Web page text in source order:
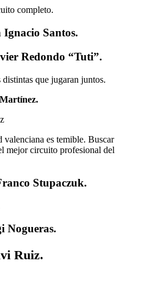
completo.
Santos.
Redondo “Tuti”.
que jugaran juntos.
valenciana es temible. Buscar
mejor circuito profesional del
Stupaczuk.
Nogueras.
Ruiz.